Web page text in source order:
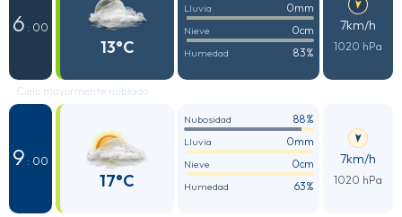
6 : 00
13°C
Lluvia 0mm
Nieve 0cm
Humedad 83%
7km/h
1020 hPa
Cielo mayormente nublado
9 : 00
17°C
Nubosidad 88%
Lluvia 0mm
Nieve 0cm
Humedad 63%
7km/h
1020 hPa